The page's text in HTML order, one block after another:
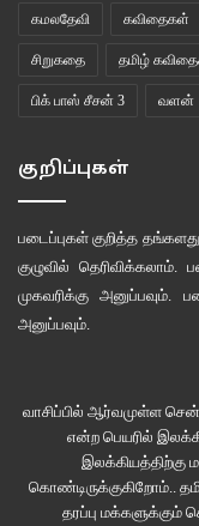
கமலதேவி கவிதைகள்
சிறுகதை தமிழ்
பிக் பாஸ் சீசன் 3 வளன்
குறிப்புகள்
படைப்புகள் குறித்த
குழுவில் தெரிவிக்கலாம்.
முகவரிக்கு அனுப்பவும்.
அனுப்பவும்.
வாசிப்பில் ஆர்வமுள்ள
என்ற பெயரில்
இலக்கியத்திற்கு
கொண்டிருக்குகிறோம்..
தரப்பு மக்களுக்கும்